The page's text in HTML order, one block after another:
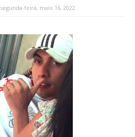
segunda-feira, maio 16, 2022